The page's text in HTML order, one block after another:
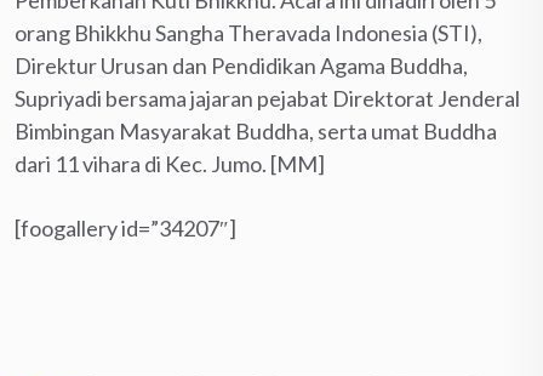
orang Bhikkhu Sangha Theravada Indonesia (STI),
Direktur Urusan dan Pendidikan Agama Buddha,
Supriyadi bersama jajaran pejabat Direktorat Jenderal
Bimbingan Masyarakat Buddha, serta umat Buddha
dari 11 vihara di Kec. Jumo. [MM]
[foogallery id=”34207″]